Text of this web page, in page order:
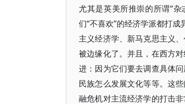
尤其是英美所推崇的所谓“
们“不喜欢”的经济学派都打
主义经济学、新马克思主义
被边缘化了。并且，在西方
进：因为它们要去调查具体
民族怎么发展文化等等。这
融危机对主流经济学的打击